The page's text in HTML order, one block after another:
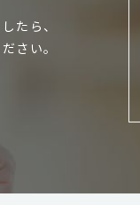
たら、
さい。